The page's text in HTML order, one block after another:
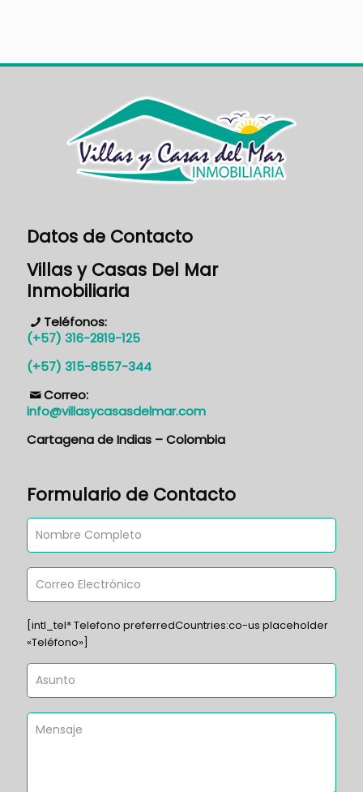
Datos de Contacto
Villas y Casas Del Mar
Inmobiliaria
Teléfonos:
(+57) 316-2819-125
(+57) 315-8557-344
Correo:
info@villasycasasdelmar.com
Cartagena de Indias – Colombia
Formulario de Contacto
[intl_tel* Telefono preferredCountries:co-us placeholder
«Teléfono»]